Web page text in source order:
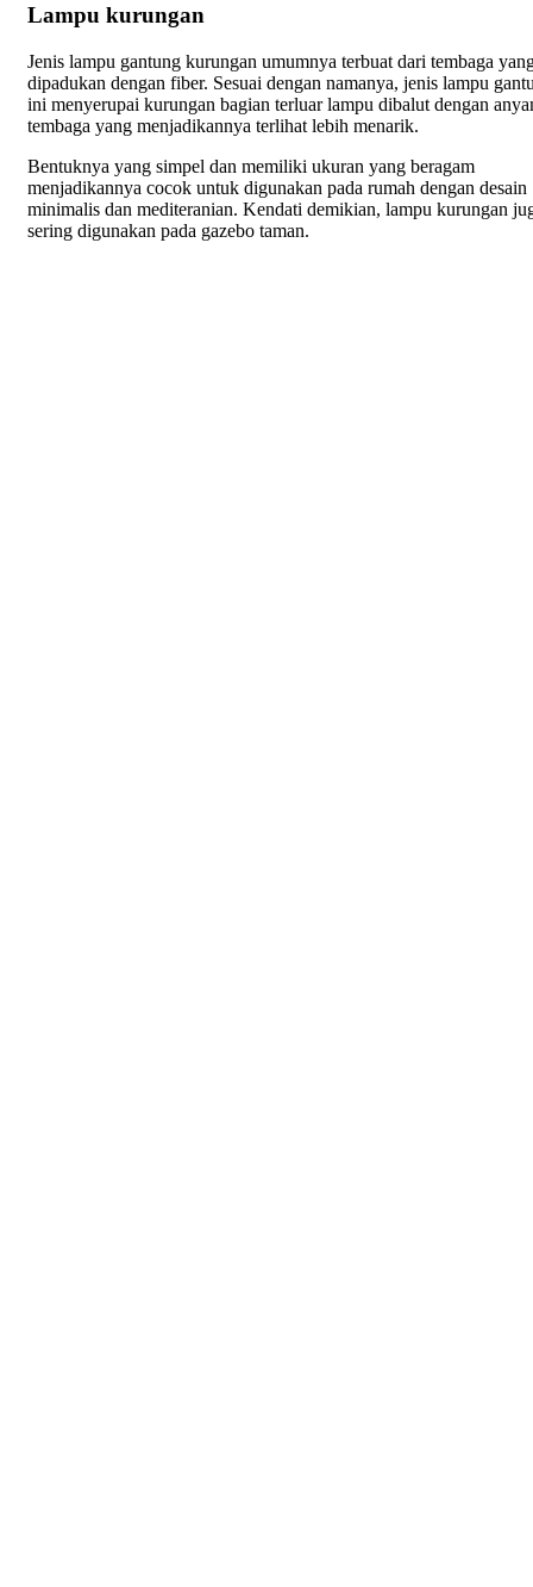
Lampu kurungan
Jenis lampu gantung kurungan umumnya terbuat dari tembaga
dipadukan dengan fiber. Sesuai dengan namanya, jenis lampu
ini menyerupai kurungan bagian terluar lampu dibalut dengan
tembaga yang menjadikannya terlihat lebih menarik.
Bentuknya yang simpel dan memiliki ukuran yang beragam
menjadikannya cocok untuk digunakan pada rumah dengan desain
minimalis dan mediteranian. Kendati demikian, lampu kurungan
sering digunakan pada gazebo taman.